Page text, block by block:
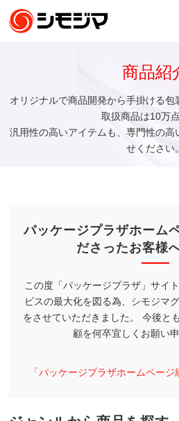
商品紹
オリジナルで商品開発から手掛ける
取扱商品は10万
汎用性の高いアイテムも、専門性の
せください。
パッケージプラザホーム
ださったお客様
この度「パッケージプラザ」サイ
ビスの最大化を図る為、シモジマ
をさせていただきました。
今後と
顧を何卒宜しくお願い
「パッケージプラザホームペー